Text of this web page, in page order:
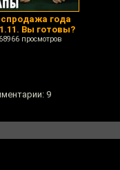
года
Вы готовы?
просмотров
9